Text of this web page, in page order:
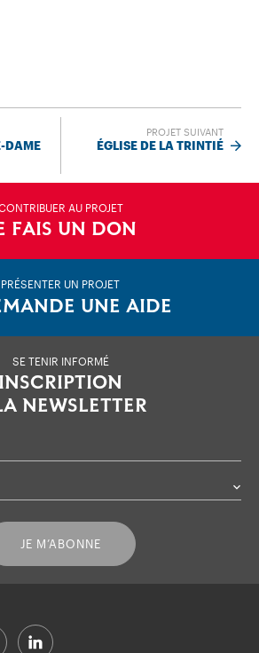
DAME
PROJET SUIVANT
ÉGLISE DE LA TRINTIÉ
AU PROJET
FAIS UN DON
PRÉSENTER UN PROJET
UNE AIDE
SE TENIR INFORMÉ
INSCRIPTION
NEWSLETTER
JE M’ABONNE
LinkedIn